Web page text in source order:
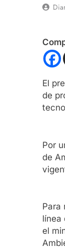
El
de
Por
de
Para
línea
el